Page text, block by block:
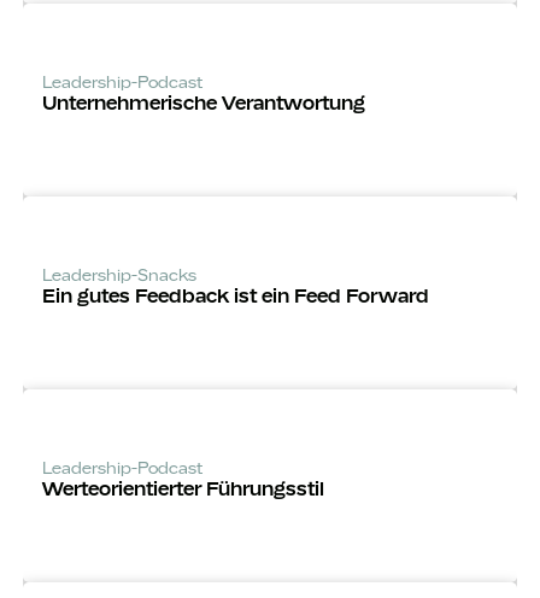
Leadership-Podcast
Unternehm­erische Verantwortung
Leadership-Snacks
Ein gutes Feedback ist ein Feed Forward
Leadership-Podcast
Werte­orientierter Führungsstil